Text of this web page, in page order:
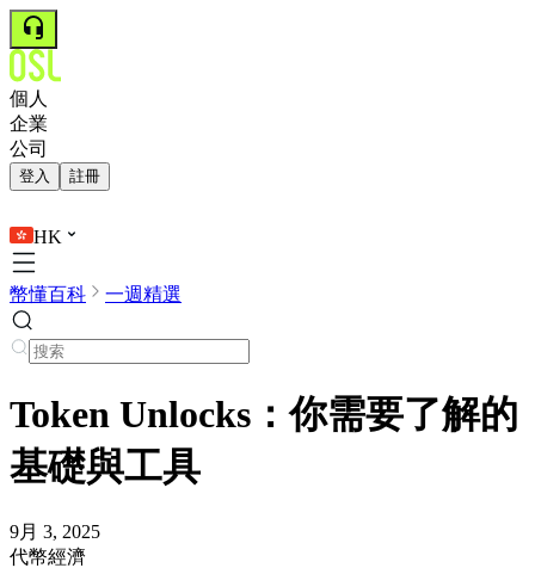
個人
企業
公司
登入 註冊
HK
幣懂百科 一週精選
Token Unlocks：你需要了解的
基礎與工具
9月 3, 2025
代幣經濟